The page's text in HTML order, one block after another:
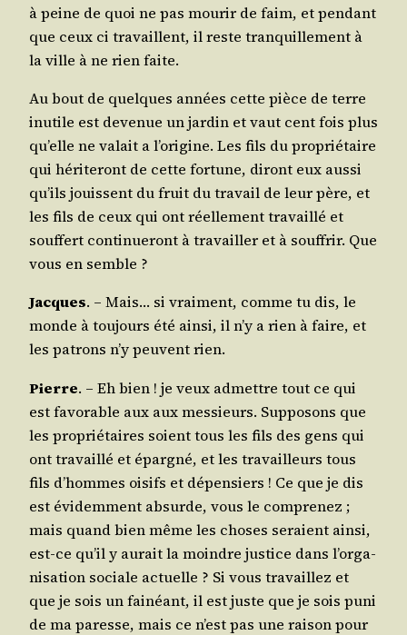
à peine de quoi ne pas mou­rir de faim, et pen­dant
que ceux ci tra­vaillent, il reste tran­quille­ment à
la ville à ne rien faite.
Au bout de quelques années cette pièce de terre
inutile est deve­nue un jar­din et vaut cent fois plus
qu’elle ne valait a l’o­ri­gine. Les fils du pro­prié­taire
qui héri­te­ront de cette for­tune, diront eux aus­si
qu’ils jouissent du fruit du tra­vail de leur père, et
les fils de ceux qui ont réel­le­ment tra­vaillé et
souf­fert conti­nue­ront à tra­vailler et à souf­frir. Que
vous en semble ?
Jacques. – Mais… si vrai­ment, comme tu dis, le
monde à tou­jours été ain­si, il n’y a rien à faire, et
les patrons n’y peuvent rien.
Pierre. – Eh bien ! je veux admettre tout ce qui
est favo­rable aux aux mes­sieurs. Sup­po­sons que
les pro­prié­taires soient tous les fils des gens qui
ont tra­vaillé et épar­gné, et les tra­vailleurs tous
fils d’hommes oisifs et dépen­siers ! Ce que je dis
est évi­dem­ment absurde, vous le com­pre­nez ;
mais quand bien même les choses seraient ain­si,
est-ce qu’il y aurait la moindre jus­tice dans l’or­ga­
ni­sa­tion sociale actuelle ? Si vous tra­vaillez et
que je sois un fai­néant, il est juste que je sois puni
de ma paresse, mais ce n’est pas une rai­son pour